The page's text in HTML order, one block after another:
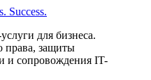
Success.
для бизнеса.
права, защиты
и сопровождения IT-